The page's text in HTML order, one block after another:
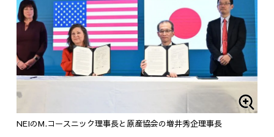
NEIのM.コースニック理事長と原産協会の増井秀企理事長